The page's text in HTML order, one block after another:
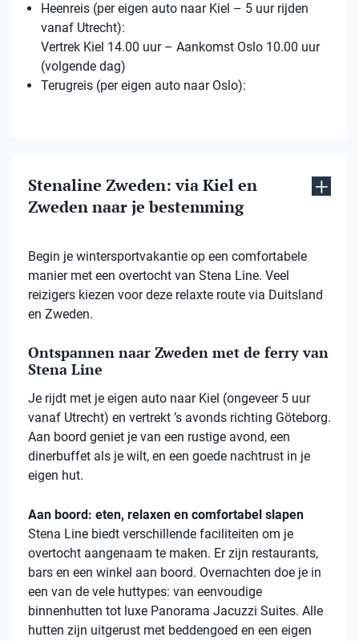
Heenreis (per eigen auto naar Kiel – 5 uur rijden
vanaf Utrecht):
Vertrek Kiel 14.00 uur – Aankomst Oslo 10.00 uur
(volgende dag)
Terugreis (per eigen auto naar Oslo):
Stenaline Zweden: via Kiel en
Zweden naar je bestemming
Begin je wintersportvakantie op een comfortabele
manier met een overtocht van Stena Line. Veel
reizigers kiezen voor deze relaxte route via Duitsland
en Zweden.
Ontspannen naar Zweden met de ferry van
Stena Line
Je rijdt met je eigen auto naar Kiel (ongeveer 5 uur
vanaf Utrecht) en vertrekt ’s avonds richting Göteborg.
Aan boord geniet je van een rustige avond, een
dinerbuffet als je wilt, en een goede nachtrust in je
eigen hut.
Aan boord: eten, relaxen en comfortabel slapen
Stena Line biedt verschillende faciliteiten om je
overtocht aangenaam te maken. Er zijn restaurants,
bars en een winkel aan boord. Overnachten doe je in
een van de vele huttypes: van eenvoudige
binnenhutten tot luxe Panorama Jacuzzi Suites. Alle
hutten zijn uitgerust met beddengoed en een eigen